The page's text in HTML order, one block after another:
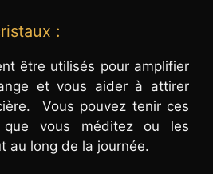
:
être utilisés pour amplifier
et vous aider à attirer
Vous pouvez tenir ces
que vous méditez ou les
au long de la journée.